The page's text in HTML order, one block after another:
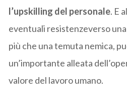
l’upskilling del personale. E
eventuali resistenzeverso
più che una temuta nemica,
un’importante alleata
valore del lavoro umano.